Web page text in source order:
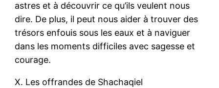
astres et à découvrir ce qu’ils veulent nous
dire. De plus, il peut nous aider à trouver des
trésors enfouis sous les eaux et à naviguer
dans les moments difficiles avec sagesse et
courage.
X. Les offrandes de Shachaqiel